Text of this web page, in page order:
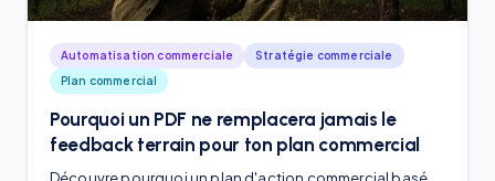
Automatisation commerciale
Stratégie commerciale
Plan commercial
Pourquoi un PDF ne remplacera jamais le
feedback terrain pour ton plan commercial